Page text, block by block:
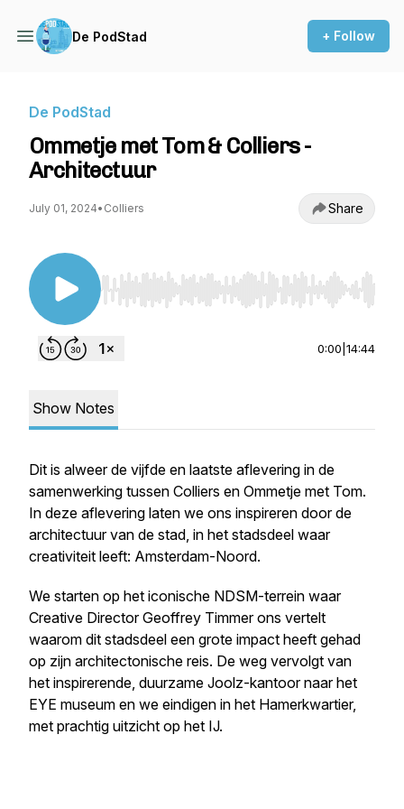
De PodStad + Follow
De PodStad
Ommetje met Tom & Colliers -
Architectuur
July 01, 2024• Colliers Share
Use Left/Right to seek, Home/End to jump to
0:00 14:44
Show Notes
Dit is alweer de vijfde en laatste aflevering in de
samenwerking tussen Colliers en Ommetje met Tom.
In deze aflevering laten we ons inspireren door de
architectuur van de stad, in het stadsdeel waar
creativiteit leeft: Amsterdam-Noord.
We starten op het iconische NDSM-terrein waar
Creative Director Geoffrey Timmer ons vertelt
waarom dit stadsdeel een grote impact heeft gehad
op zijn architectonische reis. De weg vervolgt van
het inspirerende, duurzame Joolz-kantoor naar het
EYE museum en we eindigen in het Hamerkwartier,
met prachtig uitzicht op het IJ.